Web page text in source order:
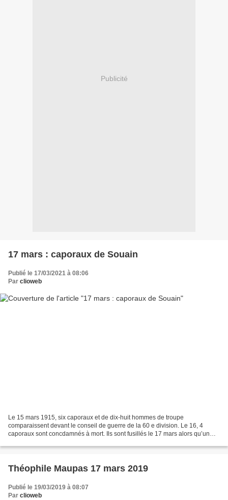
Publicité
17 mars : caporaux de Souain
Publié le 17/03/2021 à 08:06
Par clioweb
Le 15 mars 1915, six caporaux et de dix-huit hommes de troupe
comparaissent devant le conseil de guerre de la 60 e division. Le 16, 4
caporaux sont concdamnés à mort. Ils sont fusillés le 17 mars alors qu’un
https://fr.wikipedia.org/wiki/Affaire_des_caporaux_de_Souain...
Théophile Maupas 17 mars 2019
Publié le 19/03/2019 à 08:07
Par clioweb